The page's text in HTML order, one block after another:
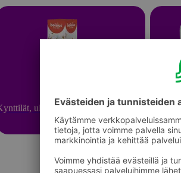
ulkotulet ja huonetuoksut